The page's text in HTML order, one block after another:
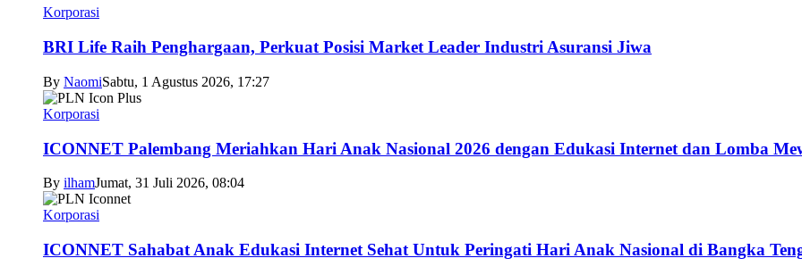
Korporasi
BRI Life Raih Penghargaan, Perkuat Posisi Market Leader Industri Asuransi Jiwa
By NaomiSabtu, 1 Agustus 2026, 17:27
Korporasi
ICONNET Palembang Meriahkan Hari Anak Nasional 2026 dengan Edukasi Internet dan Lomba
By ilhamJumat, 31 Juli 2026, 08:04
Korporasi
ICONNET Sahabat Anak Edukasi Internet Sehat Untuk Peringati Hari Anak Nasional di Bangka